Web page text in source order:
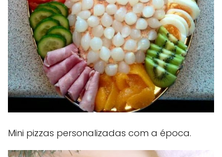
Mini pizzas personalizadas com a época.